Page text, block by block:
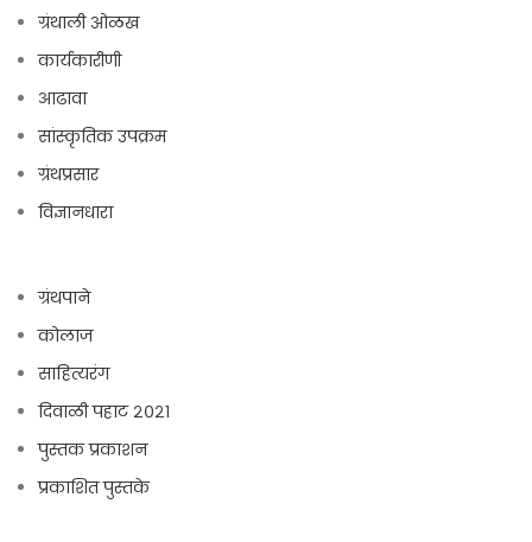
ग्रंथाली ओळख
कार्यकारीणी
आढावा
सांस्कृतिक उपक्रम
ग्रंथप्रसार
विज्ञानधारा
ग्रंथपाने
कोलाज
साहित्यरंग
दिवाळी पहाट २०२१
पुस्तक प्रकाशन
प्रकाशित पुस्तके